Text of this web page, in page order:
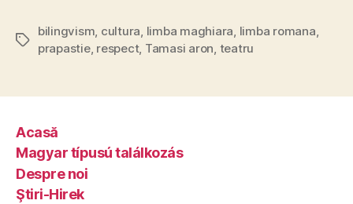
Tags
bilingvism, cultura, limba maghiara, limba romana,
prapastie, respect, Tamasi aron, teatru
Acasă
Magyar típusú találkozás
Despre noi
Ştiri-Hirek